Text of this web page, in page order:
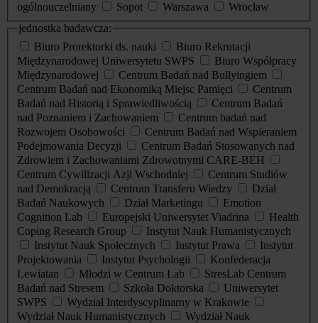
ogólnouczelniany
Sopot Warszawa
Wrocław
jednostka badawcza:
Biuro Prorektorki ds. nauki
Biuro Rekrutacji
Międzynarodowej Uniwersytetu SWPS
Biuro Współpracy
Międzynarodowej
Centrum Badań nad Bullyingiem
Centrum Badań nad Ekonomiką Miejsc Pamięci
Centrum
Badań nad Historią i Sprawiedliwością
Centrum Badań
nad Poznaniem i Zachowaniem
Centrum badań nad
Rozwojem Osobowości
Centrum Badań nad Wspieraniem
Podejmowania Decyzji
Centrum Badań Stosowanych nad
Zdrowiem i Zachowaniami Zdrowotnymi CARE-BEH
Centrum Cywilizacji Azji Wschodniej
Centrum Studiów
nad Demokracją
Centrum Transferu Wiedzy
Dział
Badań Naukowych
Dział Marketingu
Emotion
Cognition Lab
Europejski Uniwersytet Viadrina
Health
Coping Research Group
Instytut Nauk Humanistycznych
Instytut Nauk Społecznych
Instytut Prawa
Instytut
Projektowania
Instytut Psychologii
Konfederacja
Lewiatan
Młodzi w Centrum Lab
StresLab Centrum
Badań nad Stresem
Szkoła Doktorska
Uniwersytet
SWPS
Wydział Interdyscyplinarny w Krakowie
Wydział Nauk Humanistycznych
Wydział Nauk